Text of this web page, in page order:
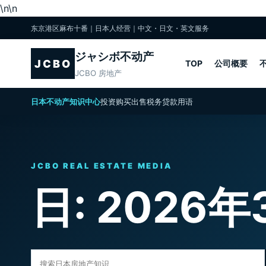
\n\n
东京港区麻布十番｜日本人经营｜中文・日文・英文服务
JCBO ジャシボ不动产
JCBO 房地产
TOP 公司概要
日本不动产知识中心投资购买出售税务贷款用语
JCBO REAL ESTATE MEDIA
日: 2026年